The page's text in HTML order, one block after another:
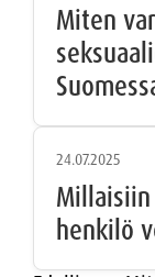
Miten
24.07.2025
henkilö